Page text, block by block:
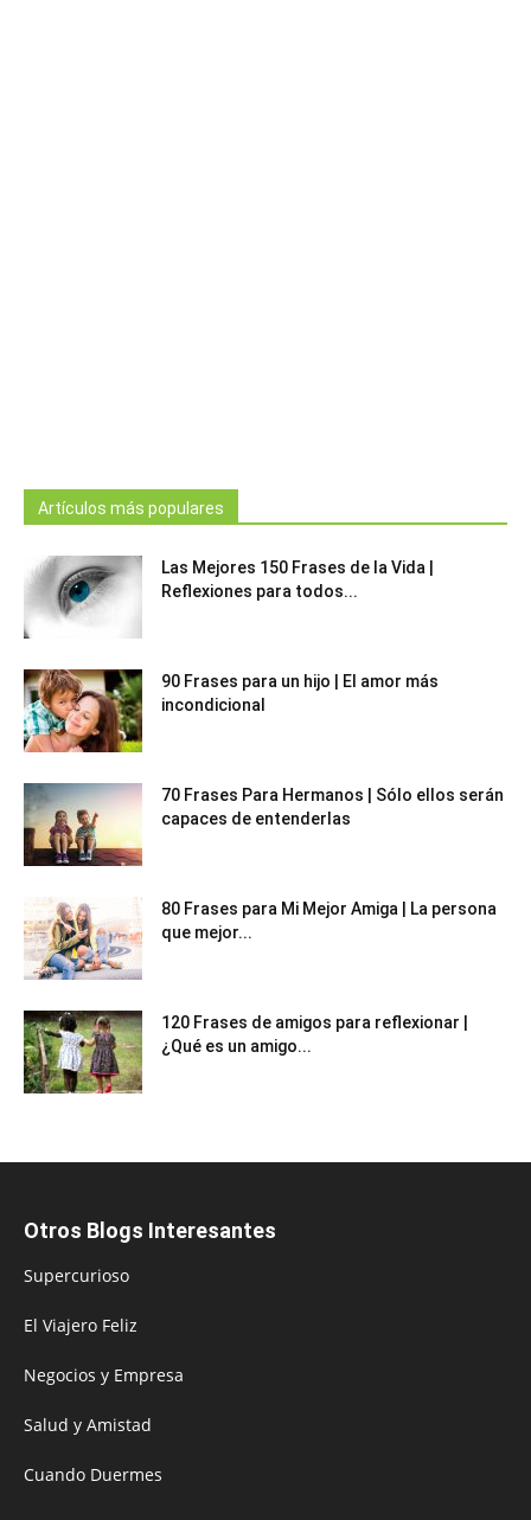
Artículos más populares
Las Mejores 150 Frases de la Vida |
Reflexiones para todos...
90 Frases para un hijo | El amor más
incondicional
70 Frases Para Hermanos | Sólo ellos serán
capaces de entenderlas
80 Frases para Mi Mejor Amiga | La persona
que mejor...
120 Frases de amigos para reflexionar |
¿Qué es un amigo...
Otros Blogs Interesantes
Supercurioso
El Viajero Feliz
Negocios y Empresa
Salud y Amistad
Cuando Duermes